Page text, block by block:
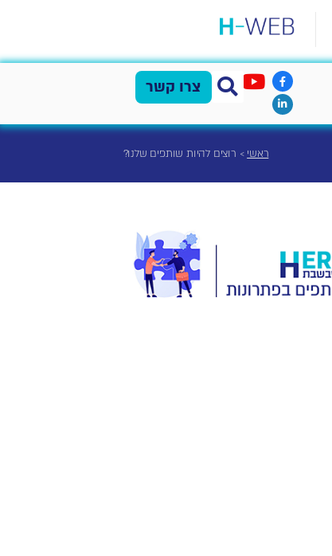
צרו קשר
ראשי > רוצים להיות שותפים שלנו?